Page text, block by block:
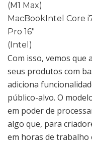
(M1 Max)
MacBook
Pro 16″
(Intel)
Intel Core
Com isso, vemos que
seus produtos com
adiciona
público-alvo. O
em poder de
algo que, para
em horas de trabalho